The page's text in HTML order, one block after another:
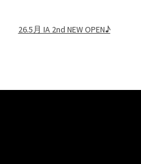
26.5月 IA 2nd NEW OPEN♪